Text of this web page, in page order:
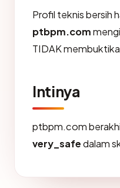
Profil teknis bersih
ptbpm.com
TIDAK
Intinya
ptbpm.com
very_safedalam